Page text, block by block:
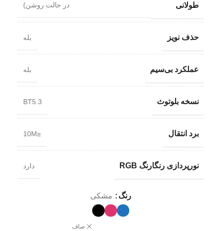
طولانی
در حالت روشن)
حذف نویز بله
عملکرد بی‌سیم بله
نسخه بلوتوث BT5.3
برد انتقال ≤10M
نورپردازی رنگارنگ RGB دارد
رنگ مشکی
صاف